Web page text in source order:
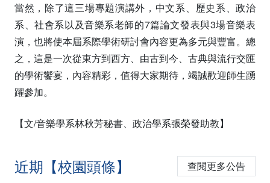
當然，除了這三場專題演講外，中文系、歷史系、政治
系、社會系以及音樂系老師的7篇論文發表與3場音樂表
演，也將使本屆系際學術研討會內容更為多元與豐富。總
之，這是一次從東方到西方、由古到今、古典與流行交匯
的學術饗宴，內容精彩，值得大家期待，竭誠歡迎師生踴
躍參加。
【文/音樂學系林秋芳秘書、政治學系張榮發助教】
近期【校園頭條】 查閱更多公告